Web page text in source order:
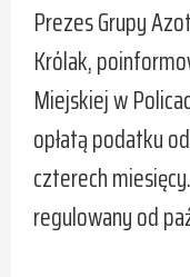
Prezes Grupy
Królak,
Miejskiej w
opłatą podatku
czterech
regulowany od